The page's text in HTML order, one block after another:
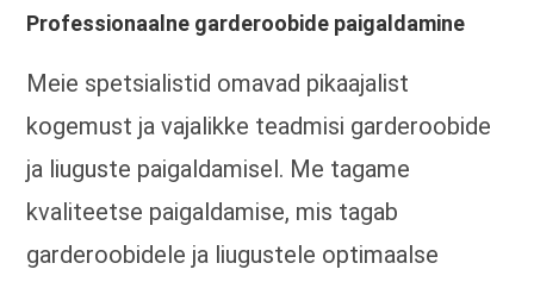
Professionaalne garderoobide paigaldamine
Meie spetsialistid omavad pikaajalist
kogemust ja vajalikke teadmisi garderoobide
ja liuguste paigaldamisel. Me tagame
kvaliteetse paigaldamise, mis tagab
garderoobidele ja liugustele optimaalse